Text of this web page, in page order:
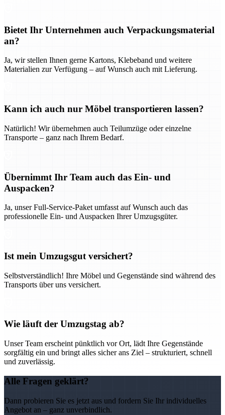
Bietet Ihr Unternehmen auch Verpackungsmaterial
an?
Ja, wir stellen Ihnen gerne Kartons, Klebeband und weitere
Materialien zur Verfügung – auf Wunsch auch mit Lieferung.
Kann ich auch nur Möbel transportieren lassen?
Natürlich! Wir übernehmen auch Teilumzüge oder einzelne
Transporte – ganz nach Ihrem Bedarf.
Übernimmt Ihr Team auch das Ein- und
Auspacken?
Ja, unser Full-Service-Paket umfasst auf Wunsch auch das
professionelle Ein- und Auspacken Ihrer Umzugsgüter.
Ist mein Umzugsgut versichert?
Selbstverständlich! Ihre Möbel und Gegenstände sind während des
Transports über uns versichert.
Wie läuft der Umzugstag ab?
Unser Team erscheint pünktlich vor Ort, lädt Ihre Gegenstände
sorgfältig ein und bringt alles sicher ans Ziel – strukturiert, schnell
und zuverlässig.
Alle Fragen geklärt?
Dann probieren Sie es jetzt aus und fordern Sie Ihr individuelles
Angebot an – ganz unverbindlich.